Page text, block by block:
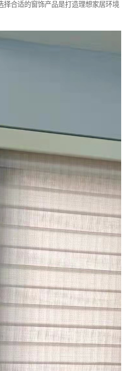
择合适的窗饰产品是打造理想家居环境